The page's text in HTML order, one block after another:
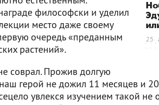
25
философски и уделил
место даже своему
очередь «преданным
растений».
соврал. Прожив долгую
герой не дожил 11 месяцев и
увлекся изучением такой не